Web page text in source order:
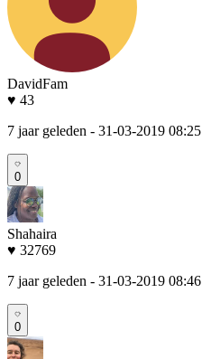
DavidFam
♥ 43
7 jaar geleden - 31-03-2019 08:25
0
Shahaira
♥ 32769
7 jaar geleden - 31-03-2019 08:46
0